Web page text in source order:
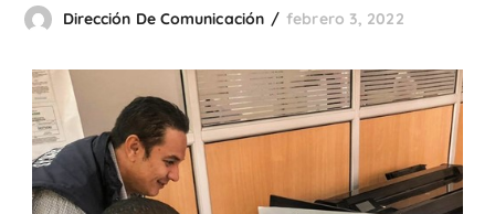
Dirección De Comunicación febrero 3, 2022